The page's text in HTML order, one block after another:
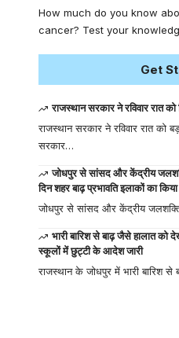
How much do you know
cancer? Test your
Get
राजस्थान सरकार ने रविवार रात
राजस्थान सरकार ने रविवार रात को
सरकार…
जोधपुर से सांसद और केंद्रीय
दिन शहर बाढ़ प्रभावति इलाकों का किया
जोधपुर से सांसद और केंद्रीय
भारी बारिश से बाढ़ जैसे हालात
स्कूलों में छुट्टी के आदेश जारी
राजस्थान के जोधपुर में भारी बारिश से